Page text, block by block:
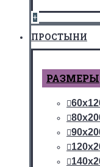
+
ПРОСТЫНИ
РАЗМЕРЫ